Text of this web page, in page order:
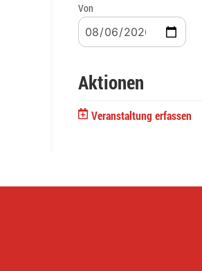
Von
Aktionen
Veranstaltung erfassen